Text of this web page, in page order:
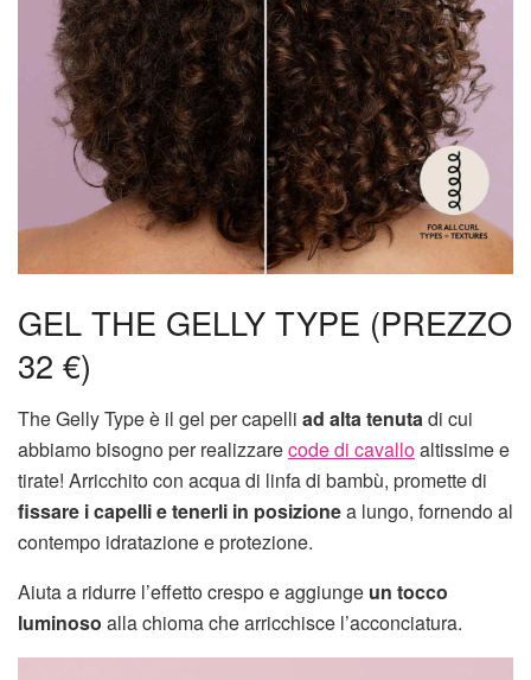
GEL THE GELLY TYPE (PREZZO
32 €)
The Gelly Type è il gel per capelli ad alta tenuta di cui
abbiamo bisogno per realizzarecode di cavalloaltissime e
tirate! Arricchito con acqua di linfa di bambù, promette di
fissare i capelli e tenerli in posizionea lungo, fornendo al
contempo idratazione e protezione.
Aiuta a ridurre l’effetto crespo e aggiunge un tocco
luminoso alla chioma che arricchisce l’acconciatura.